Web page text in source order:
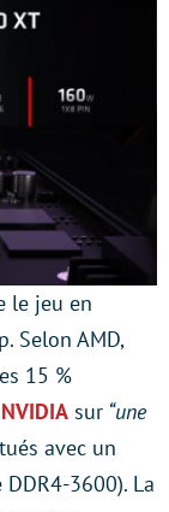
le jeu en
Selon AMD,
15 %
sur “une
avec un
3600). La